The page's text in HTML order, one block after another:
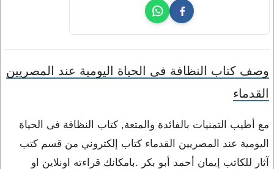
وصف كتاب النظافة فى الحياة اليومية عند المصريين
القدماء
مع أطيب التمنيات بالفائدة والمتعة, كتاب النظافة فى الحياة
اليومية عند المصريين القدماء كتاب إلكتروني من قسم كتب
آثار للكاتب إيمان أحمد أبو بكر .بامكانك قراءته اونلاين او